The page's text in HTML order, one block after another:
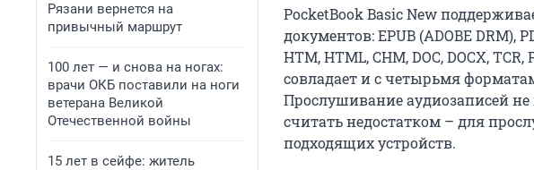
Рязани вернется на
привычный маршрут
100 лет — и снова на ногах:
врачи ОКБ поставили на ноги
ветерана Великой
Отечественной войны
15 лет в сейфе: житель
PocketBook Basic New
документов: EPUB (ADOBE DRM),
HTM, HTML, CHM, DOC, DOCX,
совладает и с четырьмя
Прослушивание аудиозаписей не
считать недостатком – для
подходящих устройств.